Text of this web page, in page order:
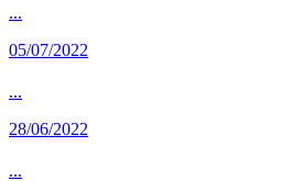
...
05/07/2022
...
28/06/2022
...